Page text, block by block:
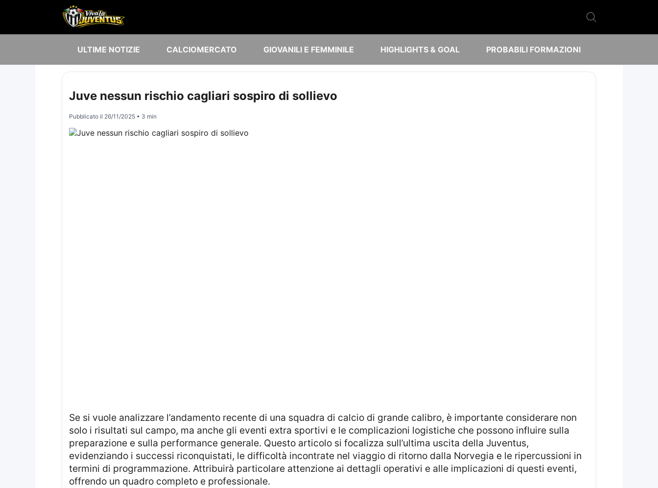
ULTIME NOTIZIE CALCIOMERCATO GIOVANILI E FEMMINILE HIGHLIGHTS & GOAL PROBABILI FORMAZIONI
Juve nessun rischio cagliari sospiro di sollievo
Pubblicato il 26/11/2025• 3 min
Se si vuole analizzare l’andamento recente di una squadra di calcio di grande calibro, è importante considerare non
solo i risultati sul campo, ma anche gli eventi extra sportivi e le complicazioni logistiche che possono influire sulla
preparazione e sulla performance generale. Questo articolo si focalizza sull’ultima uscita della Juventus,
evidenziando i successi riconquistati, le difficoltà incontrate nel viaggio di ritorno dalla Norvegia e le ripercussioni in
termini di programmazione. Attribuirà particolare attenzione ai dettagli operativi e alle implicazioni di questi eventi,
offrendo un quadro completo e professionale.